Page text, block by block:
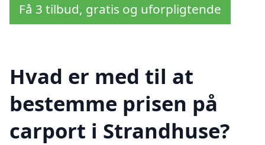
Få 3 tilbud, gratis og uforpligtende
Hvad er med til at
bestemme prisen på
carport i Strandhuse?